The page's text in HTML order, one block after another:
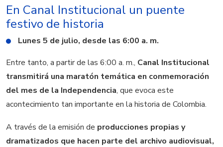
En Canal Institucional un puente
festivo de historia
Lunes 5 de julio, desde las 6:00 a. m.
Entre tanto, a partir de las 6:00 a. m., Canal Institucional
transmitirá una maratón temática en conmemoración
del mes de la Independencia, que evoca este
acontecimiento tan importante en la historia de Colombia.
A través de la emisión de producciones propias y
dramatizados que hacen parte del archivo audiovisual,